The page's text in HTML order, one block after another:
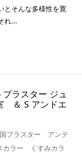
とそんな多様性を寛
れ...
ラスター ジュ
＆ S アンドエ
プラスター アンテ
カラー くすみカラ